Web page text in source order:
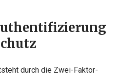
durch die Zwei-Faktor-